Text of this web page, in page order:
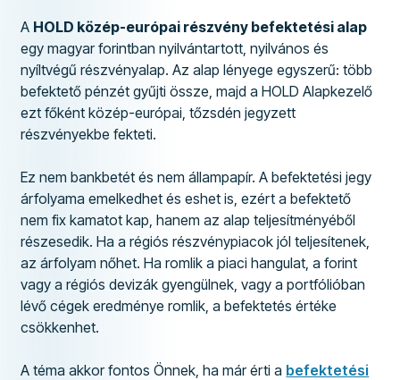
A HOLD közép-európai részvény befektetési alap
egy magyar forintban nyilvántartott, nyilvános és
nyíltvégű részvényalap. Az alap lényege egyszerű: több
befektető pénzét gyűjti össze, majd a HOLD Alapkezelő
ezt főként közép-európai, tőzsdén jegyzett
részvényekbe fekteti.
Ez nem bankbetét és nem állampapír. A befektetési jegy
árfolyama emelkedhet és eshet is, ezért a befektető
nem fix kamatot kap, hanem az alap teljesítményéből
részesedik. Ha a régiós részvénypiacok jól teljesítenek,
az árfolyam nőhet. Ha romlik a piaci hangulat, a forint
vagy a régiós devizák gyengülnek, vagy a portfólióban
lévő cégek eredménye romlik, a befektetés értéke
csökkenhet.
A téma akkor fontos Önnek, ha már érti a befektetési